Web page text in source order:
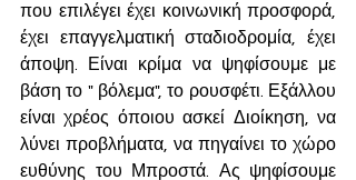
που επιλέγει έχει κοινωνική προσφορά,
έχει επαγγελματική σταδιοδρομία, έχει
άποψη. Είναι κρίμα να ψηφίσουμε με
βάση το " βόλεμα", το ρουσφέτι. Εξάλλου
είναι χρέος όποιου ασκεί Διοίκηση, να
λύνει προβλήματα, να πηγαίνει το χώρο
ευθύνης του Μπροστά. Ας ψηφίσουμε